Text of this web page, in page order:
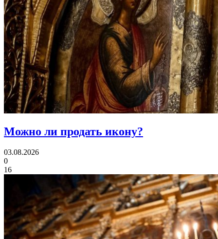
Можно ли продать икону?
03.08.2026
0
16